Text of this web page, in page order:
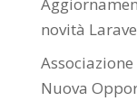
novità
Nuova